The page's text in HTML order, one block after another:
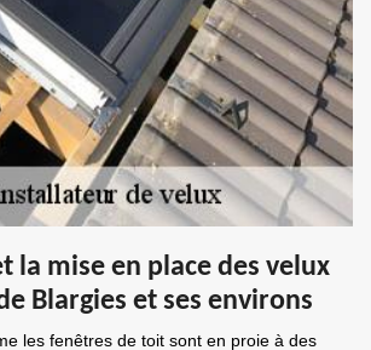
la mise en place des velux
Blargies et ses environs
les fenêtres de toit sont en proie à des